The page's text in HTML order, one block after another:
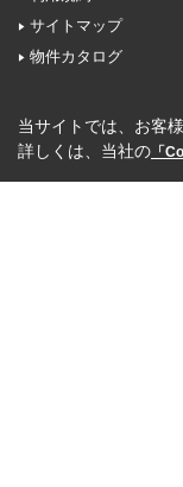
サイトマップ
物件カタログ
当サイトでは、お客
詳しくは、当社の 「